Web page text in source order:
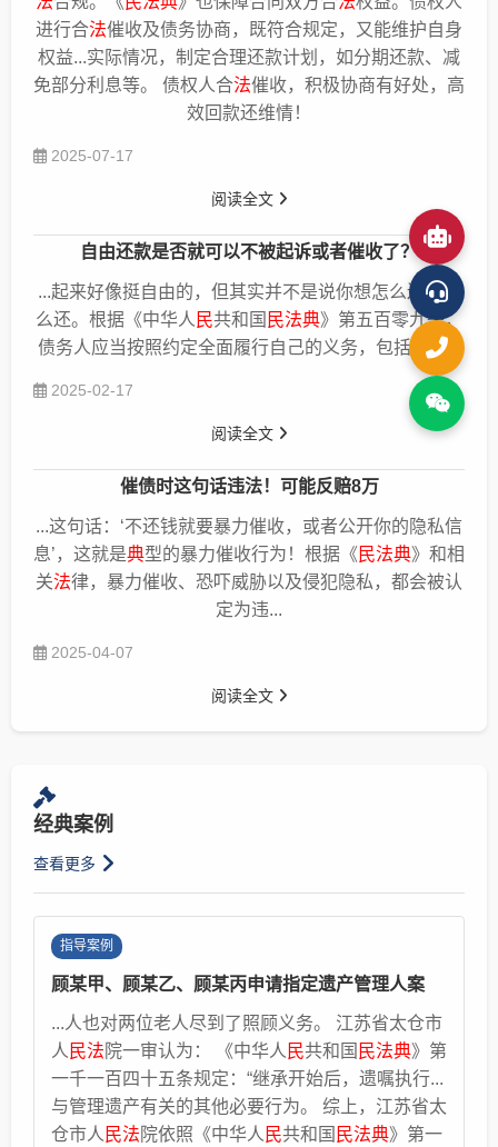
进行合法催收及债务协商，既符合规定，又能维护自身
权益...实际情况，制定合理还款计划，如分期还款、减
免部分利息等。 债权人合法催收，积极协商有好处，高
效回款还维情！
2025-07-17
阅读全文
自由还款是否就可以不被起诉或者催收了？
...起来好像挺自由的，但其实并不是说你想怎么还就怎
么还。根据《中华人 民共和国 民法典》第五百零九条，
债务人应当按照约定全面履行自己的义务，包括还款...
2025-02-17
阅读全文
催债时这句话违法！可能反赔8万
...这句话：‘不还钱就要暴力催收，或者公开你的隐私信
息’，这就是典型的暴力催收行为！根据《 民法典》和相
关法律，暴力催收、恐吓威胁以及侵犯隐私，都会被认
定为违...
2025-04-07
阅读全文
经典案例
查看更多
指导案例
顾某甲、顾某乙、顾某丙申请指定遗产管理人案
...人也对两位老人尽到了照顾义务。 江苏省太仓市
人 民法 院一审认为： 《中华人 民共和国 民法典》第
一千一百四十五条规定：“继承开始后，遗嘱执行...
与管理遗产有关的其他必要行为。 综上，江苏省太
仓市人 民法 院依照《中华人 民共和国 民法典》第一